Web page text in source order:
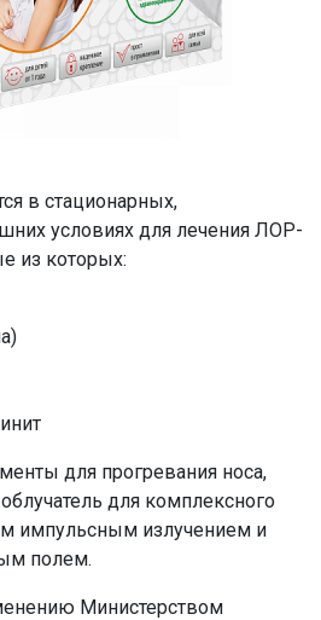
в стационарных,
условиях для лечения ЛОР-
из которых:
для прогревания носа,
для комплексного
импульсным излучением и
полем.
Министерством